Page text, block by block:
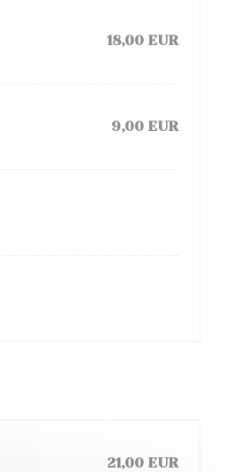
18,00 EUR
9,00 EUR
21,00 EUR